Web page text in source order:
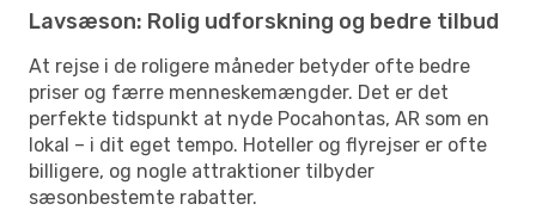
Lavsæson: Rolig udforskning og bedre tilbud
At rejse i de roligere måneder betyder ofte bedre
priser og færre menneskemængder. Det er det
perfekte tidspunkt at nyde Pocahontas, AR som en
lokal – i dit eget tempo. Hoteller og flyrejser er ofte
billigere, og nogle attraktioner tilbyder
sæsonbestemte rabatter.